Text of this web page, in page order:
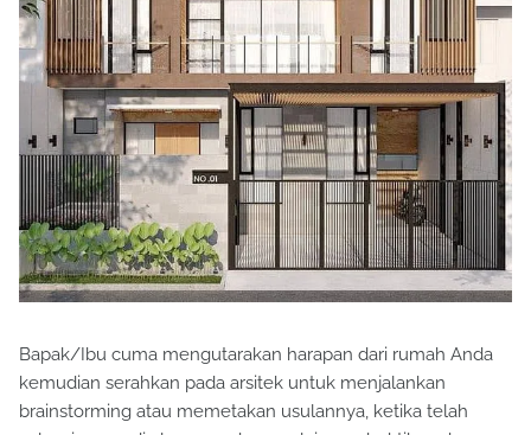
Bapak/Ibu cuma mengutarakan harapan dari rumah Anda
kemudian serahkan pada arsitek untuk menjalankan
brainstorming atau memetakan usulannya, ketika telah